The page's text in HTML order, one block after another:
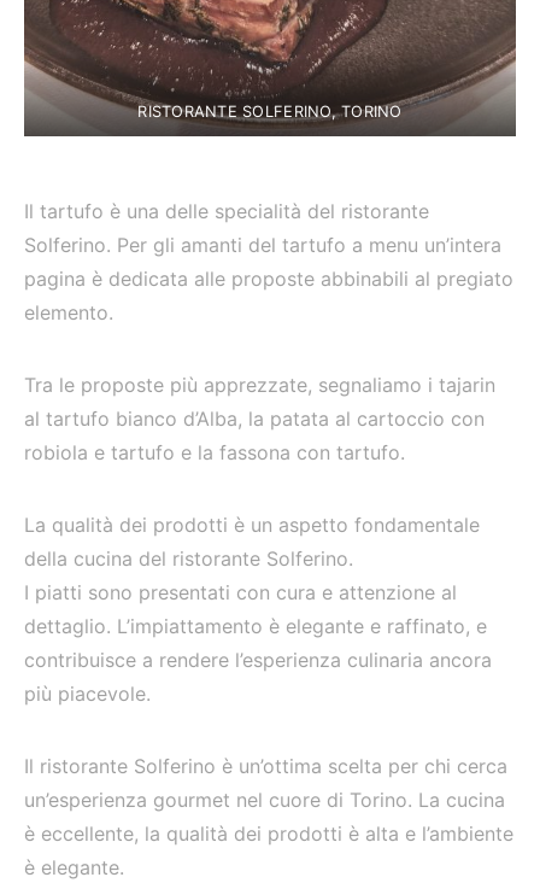
RISTORANTE SOLFERINO, TORINO
Il tartufo è una delle specialità del ristorante
Solferino. Per gli amanti del tartufo a menu un’intera
pagina è dedicata alle proposte abbinabili al pregiato
elemento.
Tra le proposte più apprezzate, segnaliamo i tajarin
al tartufo bianco d’Alba, la patata al cartoccio con
robiola e tartufo e la fassona con tartufo.
La qualità dei prodotti è un aspetto fondamentale
della cucina del ristorante Solferino.
I piatti sono presentati con cura e attenzione al
dettaglio. L’impiattamento è elegante e raffinato, e
contribuisce a rendere l’esperienza culinaria ancora
più piacevole.
Il ristorante Solferino è un’ottima scelta per chi cerca
un’esperienza gourmet nel cuore di Torino. La cucina
è eccellente, la qualità dei prodotti è alta e l’ambiente
è elegante.